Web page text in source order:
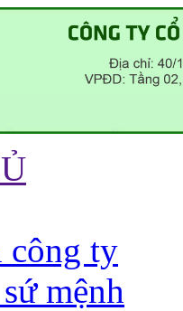
công ty
mệnh